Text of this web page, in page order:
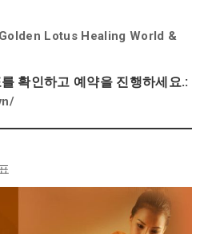
Golden Lotus Healing World &
확인하고 예약을 진행하세요.: